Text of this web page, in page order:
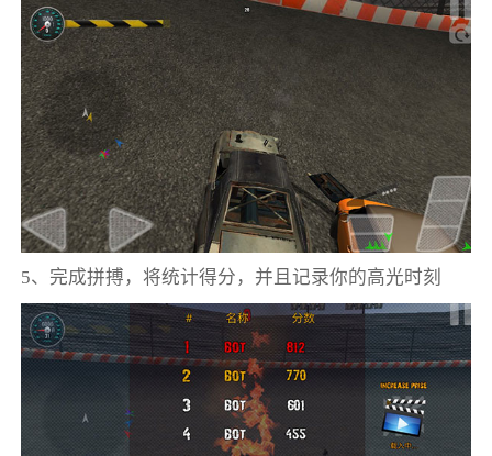
5、完成拼搏，将统计得分，并且记录你的高光时刻